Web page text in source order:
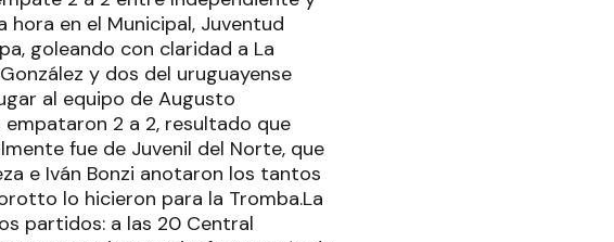
hora en el Municipal, Juventud
goleando con claridad a La
y dos del uruguayense
al equipo de Augusto
2 a 2, resultado que
fue de Juvenil del Norte, que
e Iván Bonzi anotaron los tantos
lo hicieron para la Tromba.La
partidos: a las 20 Central